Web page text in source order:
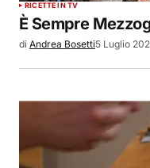
RICETTE IN TV
È Sempre
di Andrea Bosetti5 Luglio